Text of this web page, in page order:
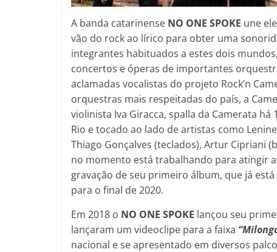
A banda catarinense NO ONE SPOKE une
vão do rock ao lírico para obter uma
integrantes habituados a estes dois
concertos e óperas de importantes
aclamadas vocalistas do projeto Rock’n
orquestras mais respeitadas do país, a
violinista Iva Giracca, spalla da Camerata
Rio e tocado ao lado de artistas como
Thiago Gonçalves (teclados), Artur Cipriani
no momento está trabalhando para atingir
gravação de seu primeiro álbum, que já
para o final de 2020.
Em 2018 o NO ONE SPOKE lançou seu
lançaram um videoclipe para a faixa
nacional e se apresentado em diversos